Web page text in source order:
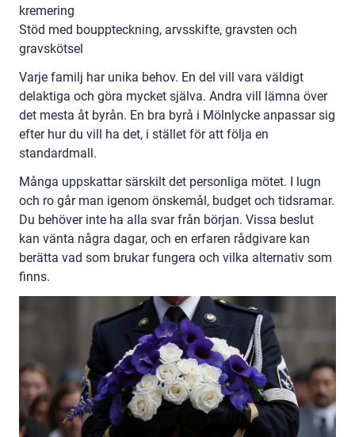
kremering
Stöd med bouppteckning, arvsskifte, gravsten och
gravskötsel
Varje familj har unika behov. En del vill vara väldigt
delaktiga och göra mycket själva. Andra vill lämna över
det mesta åt byrån. En bra byrå i Mölnlycke anpassar sig
efter hur du vill ha det, i stället för att följa en
standardmall.
Många uppskattar särskilt det personliga mötet. I lugn
och ro går man igenom önskemål, budget och tidsramar.
Du behöver inte ha alla svar från början. Vissa beslut
kan vänta några dagar, och en erfaren rådgivare kan
berätta vad som brukar fungera och vilka alternativ som
finns.